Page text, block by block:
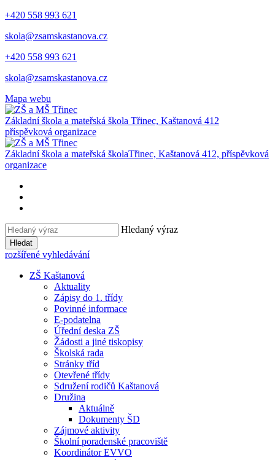
+420 558 993 621
skola@zsamskastanova.cz
+420 558 993 621
skola@zsamskastanova.cz
Mapa webu
Základní škola a mateřská škola Třinec, Kaštanová 412
příspěvková organizace
Základní škola a mateřská školaTřinec, Kaštanová 412, příspěvková
organizace
Hledaný výraz
Hledat
rozšířené vyhledávání
ZŠ Kaštanová
Aktuality
Zápisy do 1. třídy
Povinné informace
E-podatelna
Úřední deska ZŠ
Žádosti a jiné tiskopisy
Školská rada
Stránky tříd
Otevřené třídy
Sdružení rodičů Kaštanová
Družina
Aktuálně
Dokumenty ŠD
Zájmové aktivity
Školní poradenské pracoviště
Koordinátor EVVO